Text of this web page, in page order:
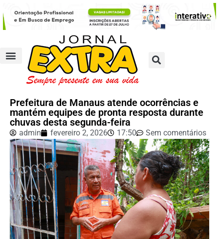
Prefeitura de Manaus atende ocorrências e
mantém equipes de pronta resposta durante
chuvas desta segunda-feira
admin fevereiro 2, 2026 17:50 Sem comentários